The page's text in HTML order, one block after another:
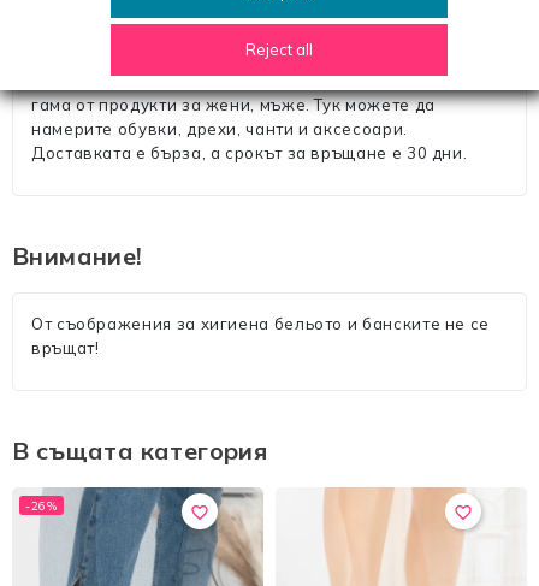
3FD6 Бежово | Mei. Заедно с качествени материали и
модерен дизайн те ще ви впечатлят!
MeiMall.bg е онлайн магазин, който предлага широка
гама от продукти за жени, мъже. Тук можете да
намерите обувки, дрехи, чанти и аксесоари.
Доставката е бърза, а срокът за връщане е 30 дни.
Внимание!
От съображения за хигиена бельото и банските не се
връщат!
В същата категория
favorite_border
-26% favorite_border
Reject all